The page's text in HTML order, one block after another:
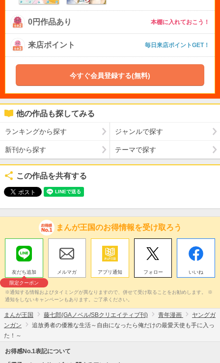
0円作品あり 本棚に入れておこう！
来店ポイント 毎日来店ポイントGET！
今すぐ会員登録する(無料)
他の作品も探してみる
ランキングから探す ジャンルで探す
新刊から探す テーマで探す
この作品を共有する
まんが王国のお得情報を受け取ろう
友だち追加
限定クーポン
メルマガ アプリ通知 フォロー いいね
※通知する情報およびタイミングが異なりますので、併せて受け取ることをお勧めします。 ※
通知をしないキャンペーンもあります。ご了承ください。
まんが王国 藤七郎(GAノベル/SBクリエイティブ刊) 青年漫画
ヤングガ
ンガン
追放勇者の優雅な生活～自由になったら俺だけの最愛天使も手に入っ
た！～
お得感No.1表記について